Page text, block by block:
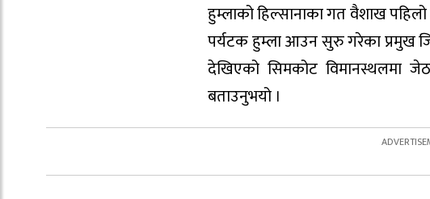
हुम्लाको हिल्सानाका गत वैशाख
पर्यटक हुम्ला आउन सुरु गरेका प्रमुख
देखिएको सिमकोट विमानस्थलमा
बताउनुभयो ।